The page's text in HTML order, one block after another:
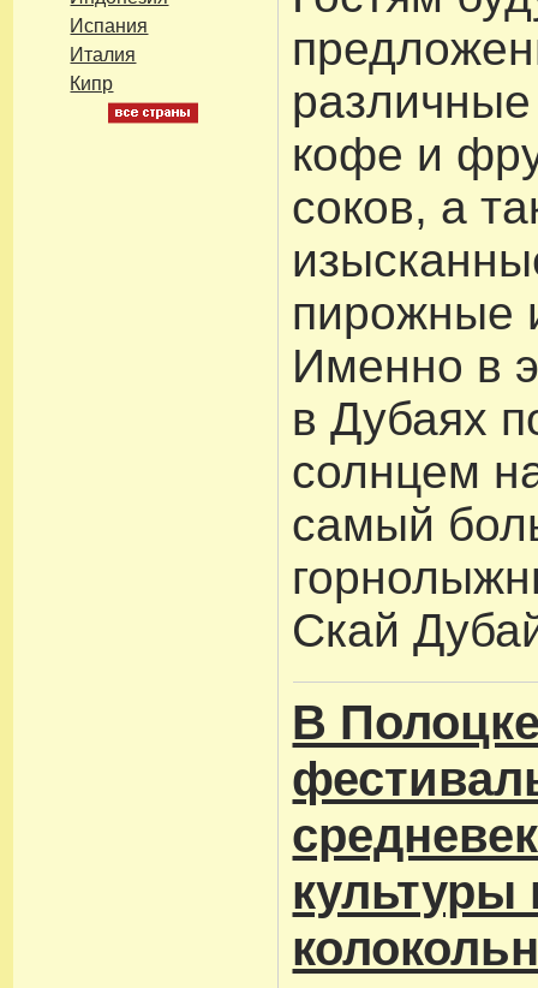
Испания
Италия
Кипр
кофе и
соков, а
пирожные
Именно в
в Дубаях
солнцем
самый
Скай
В
культуры